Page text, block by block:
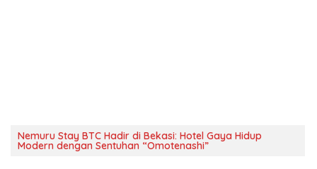
Nemuru Stay BTC Hadir di Bekasi: Hotel Gaya Hidup
Modern dengan Sentuhan “Omotenashi”